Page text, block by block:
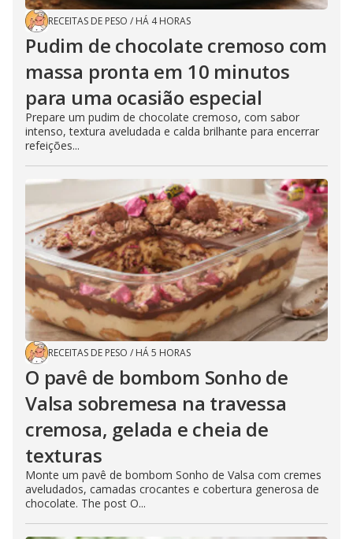
RECEITAS DE PESO / HÁ 4 HORAS
Pudim de chocolate cremoso com
massa pronta em 10 minutos
para uma ocasião especial
Prepare um pudim de chocolate cremoso, com sabor
intenso, textura aveludada e calda brilhante para encerrar
refeições...
RECEITAS DE PESO / HÁ 5 HORAS
O pavê de bombom Sonho de
Valsa sobremesa na travessa
cremosa, gelada e cheia de
texturas
Monte um pavê de bombom Sonho de Valsa com cremes
aveludados, camadas crocantes e cobertura generosa de
chocolate. The post O...